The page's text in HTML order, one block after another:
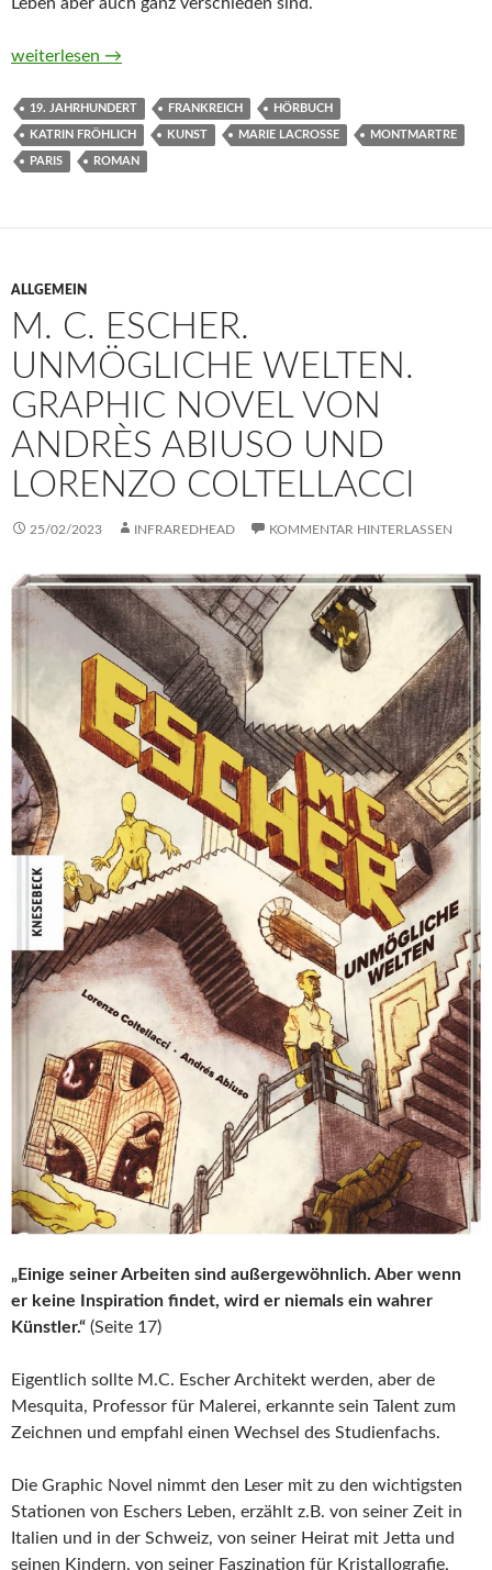
Montmartre. Teil 1. Licht und Schatten von Marie Lacrosse
weiterlesen →
19. JAHRHUNDERT FRANKREICH HÖRBUCH
KATRIN FRÖHLICH KUNST MARIE LACROSSE MONTMARTRE
PARIS ROMAN
ALLGEMEIN
M. C. ESCHER.
UNMÖGLICHE WELTEN.
GRAPHIC NOVEL VON
ANDRÈS ABIUSO UND
LORENZO COLTELLACCI
25/02/2023 INFRAREDHEAD KOMMENTAR HINTERLASSEN
„Einige seiner Arbeiten sind außergewöhnlich. Aber wenn
er keine Inspiration findet, wird er niemals ein wahrer
Künstler.“ (Seite 17)
Eigentlich sollte M.C. Escher Architekt werden, aber de
Mesquita, Professor für Malerei, erkannte sein Talent zum
Zeichnen und empfahl einen Wechsel des Studienfachs.
Die Graphic Novel nimmt den Leser mit zu den wichtigsten
Stationen von Eschers Leben, erzählt z.B. von seiner Zeit in
Italien und in der Schweiz, von seiner Heirat mit Jetta und
seinen Kindern, von seiner Faszination für Kristallografie,